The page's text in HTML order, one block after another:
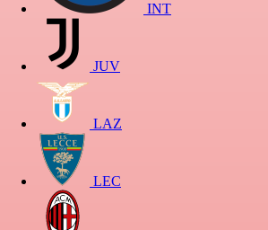
INT
JUV
LAZ
LEC